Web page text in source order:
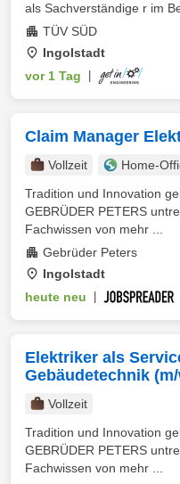
als Sachverständige r im
TÜV SÜD
Ingolstadt
vor 1 Tag
Claim Manager
Vollzeit
Home-
Tradition und Innovation
GEBRÜDER PETERS
Fachwissen von mehr ...
Gebrüder Peters
Ingolstadt
heute neu
Elektriker als
Gebäudetechnik
Vollzeit
Tradition und Innovation
GEBRÜDER PETERS
Fachwissen von mehr ...